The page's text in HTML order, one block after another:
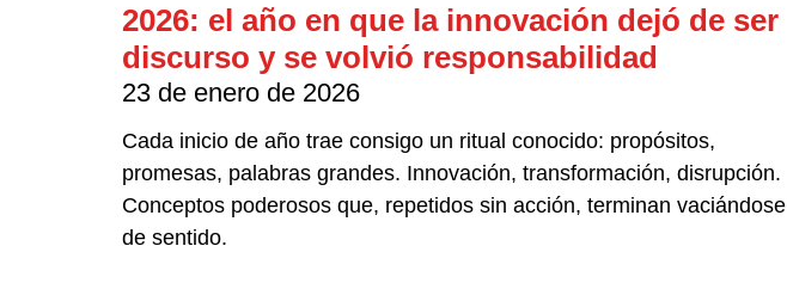
2026: el año en que la innovación dejó de ser
discurso y se volvió responsabilidad
23 de enero de 2026
Cada inicio de año trae consigo un ritual conocido: propósitos,
promesas, palabras grandes. Innovación, transformación, disrupción.
Conceptos poderosos que, repetidos sin acción, terminan vaciándose
de sentido.